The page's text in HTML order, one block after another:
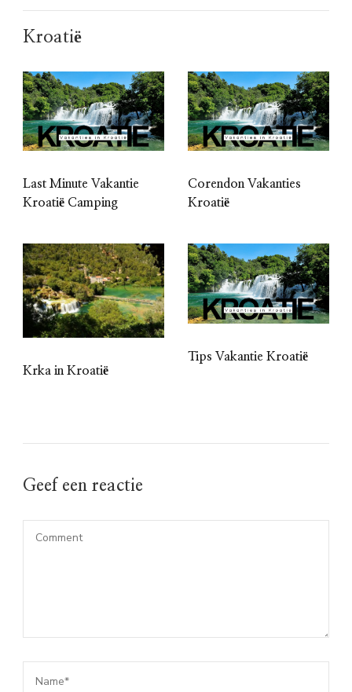
Kroatië
Last Minute Vakantie
Kroatië Camping
Corendon Vakanties
Kroatië
Krka in Kroatië
Tips Vakantie Kroatië
Geef een reactie